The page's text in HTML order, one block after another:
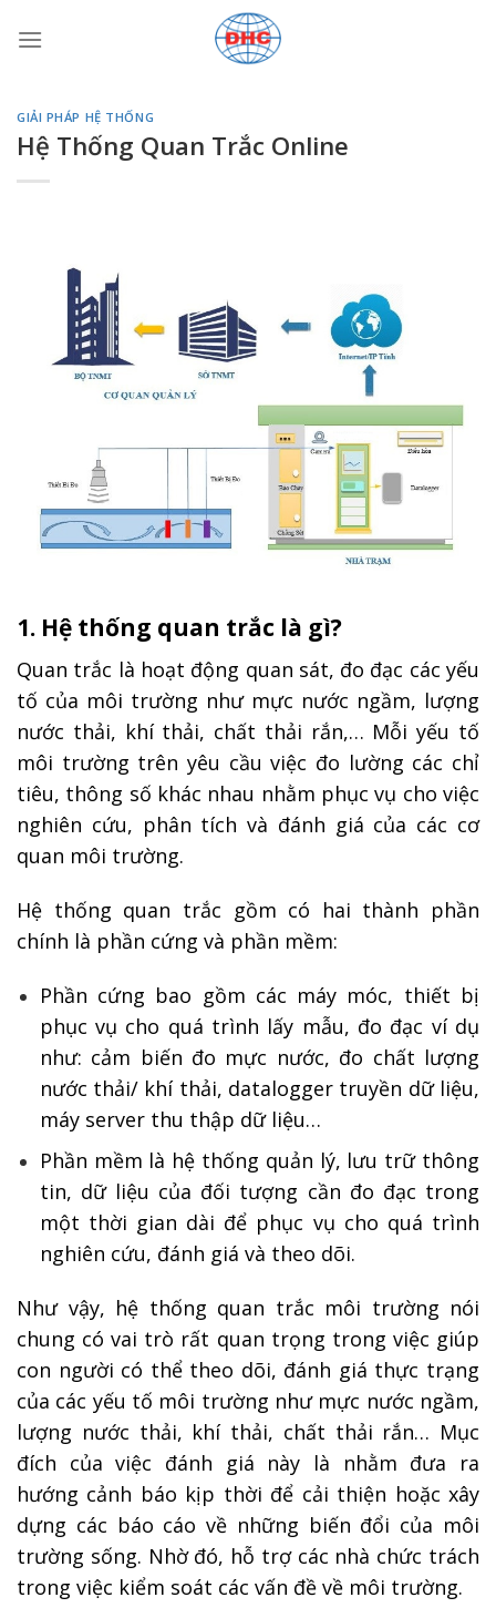
qua
GIẢI PHÁP HỆ THỐNG
Hệ Thống Quan Trắc Online
1. Hệ thống quan trắc là gì?
Quan trắc là hoạt động quan sát, đo đạc các yếu
tố của môi trường như mực nước ngầm, lượng
nước thải, khí thải, chất thải rắn,… Mỗi yếu tố
môi trường trên yêu cầu việc đo lường các chỉ
tiêu, thông số khác nhau nhằm phục vụ cho việc
nghiên cứu, phân tích và đánh giá của các cơ
quan môi trường.
Hệ thống quan trắc gồm có hai thành phần
chính là phần cứng và phần mềm:
Phần cứng bao gồm các máy móc, thiết bị
phục vụ cho quá trình lấy mẫu, đo đạc ví dụ
như: cảm biến đo mực nước, đo chất lượng
nước thải/ khí thải, datalogger truyền dữ liệu,
máy server thu thập dữ liệu…
Phần mềm là hệ thống quản lý, lưu trữ thông
tin, dữ liệu của đối tượng cần đo đạc trong
một thời gian dài để phục vụ cho quá trình
nghiên cứu, đánh giá và theo dõi.
Như vậy, hệ thống quan trắc môi trường nói
chung có vai trò rất quan trọng trong việc giúp
con người có thể theo dõi, đánh giá thực trạng
của các yếu tố môi trường như mực nước ngầm,
lượng nước thải, khí thải, chất thải rắn… Mục
đích của việc đánh giá này là nhằm đưa ra
hướng cảnh báo kịp thời để cải thiện hoặc xây
dựng các báo cáo về những biến đổi của môi
trường sống. Nhờ đó, hỗ trợ các nhà chức trách
trong việc kiểm soát các vấn đề về môi trường.